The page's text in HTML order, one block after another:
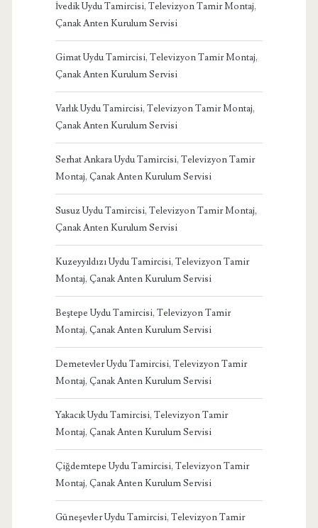
İvedik Uydu Tamircisi, Televizyon Tamir Montaj,
Çanak Anten Kurulum Servisi
Gimat Uydu Tamircisi, Televizyon Tamir Montaj,
Çanak Anten Kurulum Servisi
Varlık Uydu Tamircisi, Televizyon Tamir Montaj,
Çanak Anten Kurulum Servisi
Serhat Ankara Uydu Tamircisi, Televizyon Tamir
Montaj, Çanak Anten Kurulum Servisi
Susuz Uydu Tamircisi, Televizyon Tamir Montaj,
Çanak Anten Kurulum Servisi
Kuzeyyıldızı Uydu Tamircisi, Televizyon Tamir
Montaj, Çanak Anten Kurulum Servisi
Beştepe Uydu Tamircisi, Televizyon Tamir
Montaj, Çanak Anten Kurulum Servisi
Demetevler Uydu Tamircisi, Televizyon Tamir
Montaj, Çanak Anten Kurulum Servisi
Yakacık Uydu Tamircisi, Televizyon Tamir
Montaj, Çanak Anten Kurulum Servisi
Çiğdemtepe Uydu Tamircisi, Televizyon Tamir
Montaj, Çanak Anten Kurulum Servisi
Güneşevler Uydu Tamircisi, Televizyon Tamir